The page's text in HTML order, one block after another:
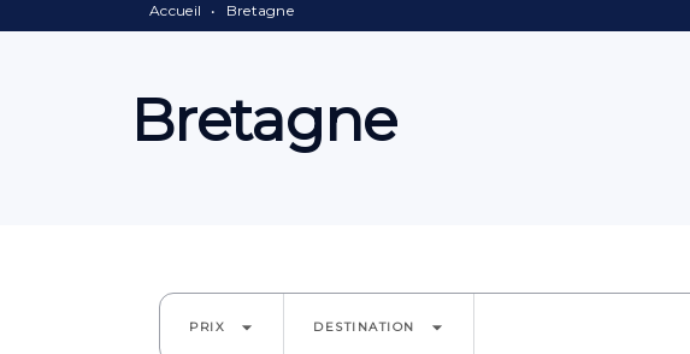
Accueil • Bretagne
Bretagne
PRIX arrow_drop_down DESTINATION arrow_drop_down